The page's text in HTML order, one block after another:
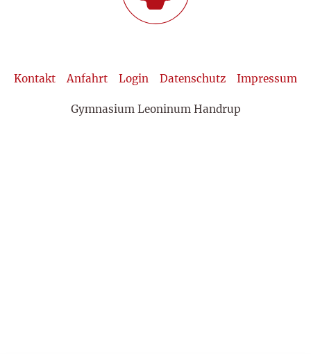
Kontakt Anfahrt Login Datenschutz Impressum
Gymnasium Leoninum Handrup